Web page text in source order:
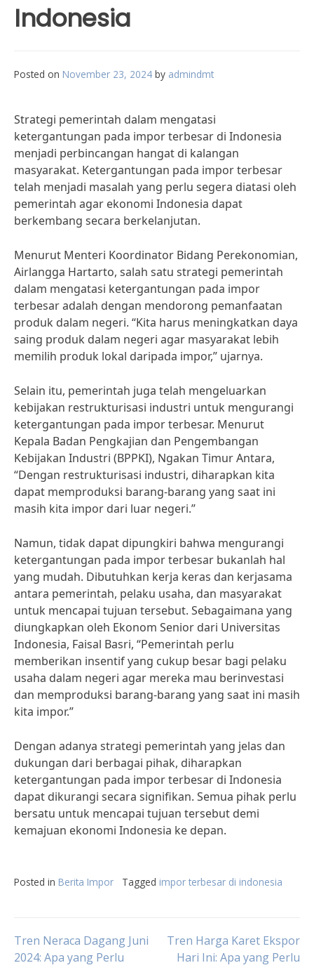
Indonesia
Posted on November 23, 2024 by admindmt
Strategi pemerintah dalam mengatasi
ketergantungan pada impor terbesar di Indonesia
menjadi perbincangan hangat di kalangan
masyarakat. Ketergantungan pada impor terbesar
telah menjadi masalah yang perlu segera diatasi oleh
pemerintah agar ekonomi Indonesia dapat
berkembang secara berkelanjutan.
Menurut Menteri Koordinator Bidang Perekonomian,
Airlangga Hartarto, salah satu strategi pemerintah
dalam mengatasi ketergantungan pada impor
terbesar adalah dengan mendorong pemanfaatan
produk dalam negeri. “Kita harus meningkatkan daya
saing produk dalam negeri agar masyarakat lebih
memilih produk lokal daripada impor,” ujarnya.
Selain itu, pemerintah juga telah mengeluarkan
kebijakan restrukturisasi industri untuk mengurangi
ketergantungan pada impor terbesar. Menurut
Kepala Badan Pengkajian dan Pengembangan
Kebijakan Industri (BPPKI), Ngakan Timur Antara,
“Dengan restrukturisasi industri, diharapkan kita
dapat memproduksi barang-barang yang saat ini
masih kita impor dari luar negeri.”
Namun, tidak dapat dipungkiri bahwa mengurangi
ketergantungan pada impor terbesar bukanlah hal
yang mudah. Dibutuhkan kerja keras dan kerjasama
antara pemerintah, pelaku usaha, dan masyarakat
untuk mencapai tujuan tersebut. Sebagaimana yang
diungkapkan oleh Ekonom Senior dari Universitas
Indonesia, Faisal Basri, “Pemerintah perlu
memberikan insentif yang cukup besar bagi pelaku
usaha dalam negeri agar mereka mau berinvestasi
dan memproduksi barang-barang yang saat ini masih
kita impor.”
Dengan adanya strategi pemerintah yang jelas dan
dukungan dari berbagai pihak, diharapkan
ketergantungan pada impor terbesar di Indonesia
dapat dikurangi secara signifikan. Semua pihak perlu
bersatu untuk mencapai tujuan tersebut demi
kemajuan ekonomi Indonesia ke depan.
Posted in Berita Impor Tagged impor terbesar di indonesia
Post
Tren Neraca Dagang Juni
2024: Apa yang Perlu
Tren Harga Karet Ekspor
Hari Ini: Apa yang Perlu